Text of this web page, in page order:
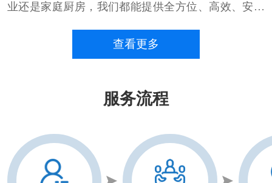
业还是家庭厨房，我们都能提供全方位、高效、安全
康、舒适。自公司创立以来，我们始终坚守诚信的基
石，坚信诚信是商业活动的灵魂。我们坚持科学的态
益求精。公司拥有一套严格而高效的管理制度，确保
了每一项工作的顺利进行。我们引进了先进的设备，
查看更多
服务流程